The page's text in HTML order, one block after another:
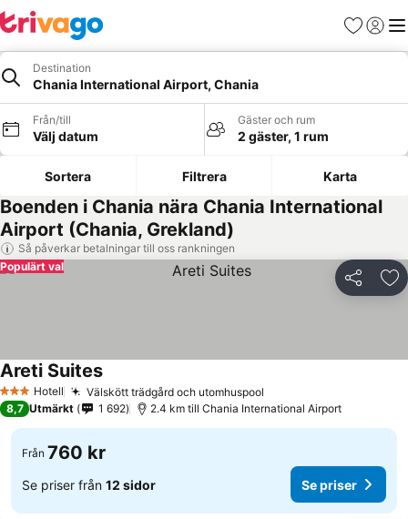
Favoriter
Logga
Destination
Chania International Airport, Chania
Från/till
Välj datum
Gäster och rum
2 gäster, 1 rum
Sortera Filtrera Karta
Boenden i Chania nära Chania International
Airport (Chania, Grekland)
Så påverkar betalningar till oss rankningen
Dela
Populärt val
3 StjärnorHotell Välskött trädgård och utomhuspool
Areti Suites
8,7 Utmärkt 1 692 2.4 km till Chania International Airport
Från 760 kr
Se priser från 12 sidor Se priser